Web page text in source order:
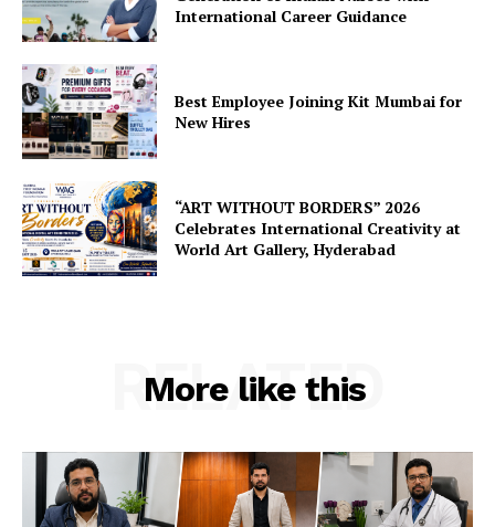
International Career Guidance
Best Employee Joining Kit Mumbai for
New Hires
“ART WITHOUT BORDERS” 2026
Celebrates International Creativity at
World Art Gallery, Hyderabad
More like this
RELATED